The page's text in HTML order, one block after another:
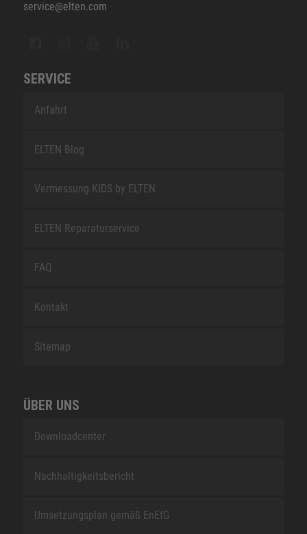
service@elten.com
SERVICE
Anfahrt
ELTEN Blog
Vermessung KIDS by ELTEN
ELTEN Reparaturservice
FAQ
Kontakt
Sitemap
ÜBER UNS
Downloadcenter
Nachhaltigkeitsbericht
Umsetzungsplan gemäß EnEfG